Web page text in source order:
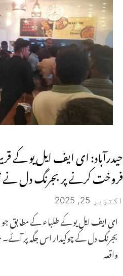
حیدرآباد: ای ایف ایل یو کے
فروخت کرنے پر بجرنگ دل نے
اکتوبر 25, 2025
ای ایف ایل یو کے طلباء کے مطابق جو
بجرنگ دل کے چوکیدار اس جگہ پر آئے۔
واقعہ